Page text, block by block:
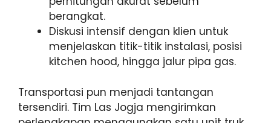
berangkat.
Diskusi intensif dengan klien untuk
menjelaskan titik-titik instalasi, posisi
kitchen hood, hingga jalur pipa gas.
Transportasi pun menjadi tantangan
tersendiri. Tim Las Jogja mengirimkan